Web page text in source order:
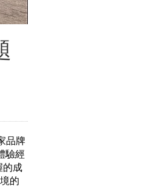
品牌
驗經
的成
的